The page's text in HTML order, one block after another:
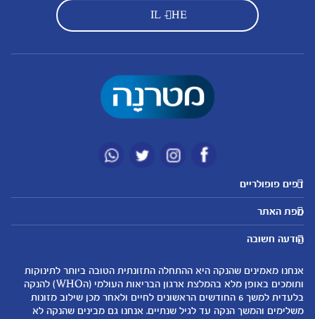
IL - HE
דפים פופולריים
מטרנה לשירותכם
היועצות שלנו
שאלות נפוצות
אודות
لموقع متيرنا باللغة العربية
מועדון מטרנה
מפת האתר
אבני דרך
לקראת הריון
0-6 חודשים
6-12 חודשים
נושאים
שמות לתינוקות
התפתחות התינוק
הודעה חשובה
אנחנו מאמינים שהנקה היא ההתחלה התזונתית הטובה ביותר לתינוקות
ותומכים באופן מלא בהמלצת ארגון הבריאות העולמי (הWHO) להנקה
בלעדית למשך 6 החודשים הראשונים לחיים ולאחר מכן שילוב מזונות
משלימים והמשך הנקה עד לגיל שנתיים. אנחנו גם מבינים שהנקה לא